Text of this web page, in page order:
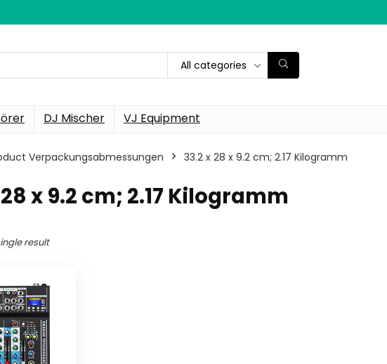
All categories
DJ Mischer VJ Equipment
Verpackungsabmessungen ‎33.2 x 28 x 9.2 cm; 2.17 Kilogramm
x 9.2 cm; 2.17 Kilogramm
result